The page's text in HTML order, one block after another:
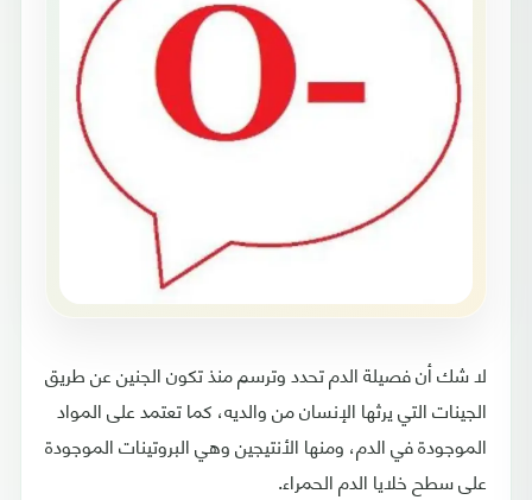
لا شك أن فصيلة الدم تحدد وترسم منذ تكون الجنين عن طريق
الجينات التي يرثها الإنسان من والديه، كما تعتمد على المواد
الموجودة في الدم، ومنها الأنتيجين وهي البروتينات الموجودة
على سطح خلايا الدم الحمراء.